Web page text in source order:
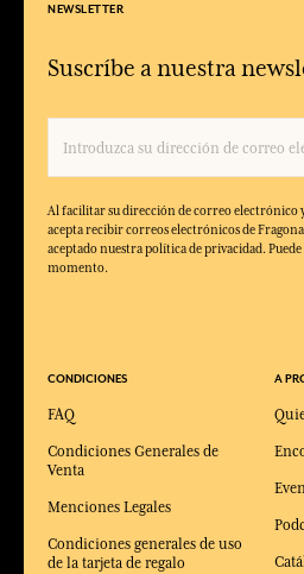
NEWSLETTER
Suscríbe a nuestra
Al facilitar su dirección de correo electrónico
acepta recibir correos electrónicos de
aceptado nuestra política de privacidad.
momento.
CONDICIONES
FAQ
Condiciones Generales de
Venta
Menciones Legales
Condiciones generales de uso
de la tarjeta de regalo
A